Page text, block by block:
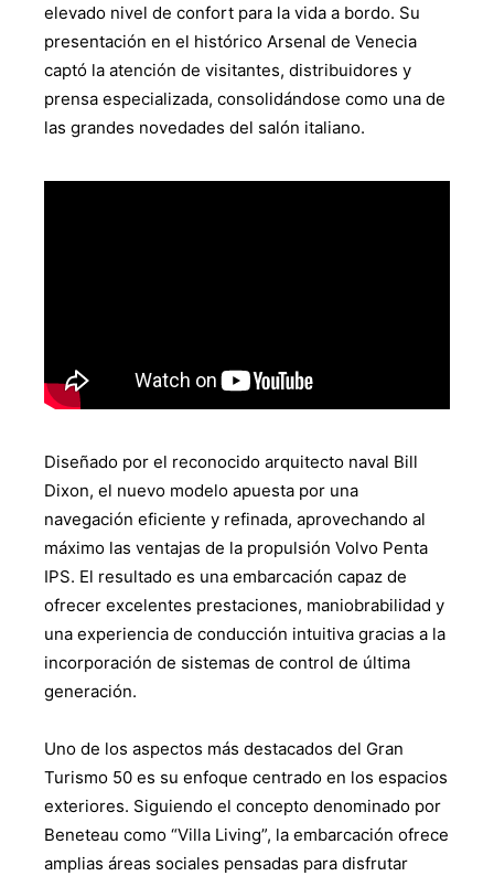
elevado nivel de confort para la vida a bordo. Su
presentación en el histórico Arsenal de Venecia
captó la atención de visitantes, distribuidores y
prensa especializada, consolidándose como una de
las grandes novedades del salón italiano.
Diseñado por el reconocido arquitecto naval Bill
Dixon, el nuevo modelo apuesta por una
navegación eficiente y refinada, aprovechando al
máximo las ventajas de la propulsión Volvo Penta
IPS. El resultado es una embarcación capaz de
ofrecer excelentes prestaciones, maniobrabilidad y
una experiencia de conducción intuitiva gracias a la
incorporación de sistemas de control de última
generación.
Uno de los aspectos más destacados del Gran
Turismo 50 es su enfoque centrado en los espacios
exteriores. Siguiendo el concepto denominado por
Beneteau como “Villa Living”, la embarcación ofrece
amplias áreas sociales pensadas para disfrutar